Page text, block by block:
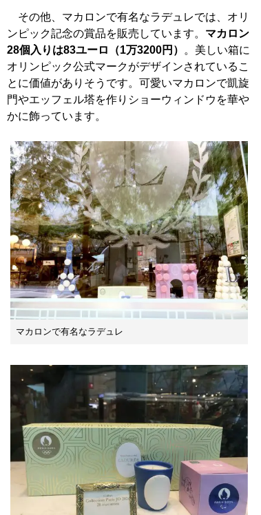
その他、マカロンで有名なラデュレでは、オリ
ンピック記念の賞品を販売しています。 マカロン
28個入りは83ユーロ（1万3200円）
。美しい箱に
オリンピック公式マークがデザインされているこ
とに価値がありそうです。可愛いマカロンで凱旋
門やエッフェル塔を作りショーウィンドウを華や
かに飾っています。
マカロンで有名なラデュレ